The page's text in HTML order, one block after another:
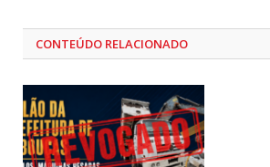
CONTEÚDO RELACIONADO